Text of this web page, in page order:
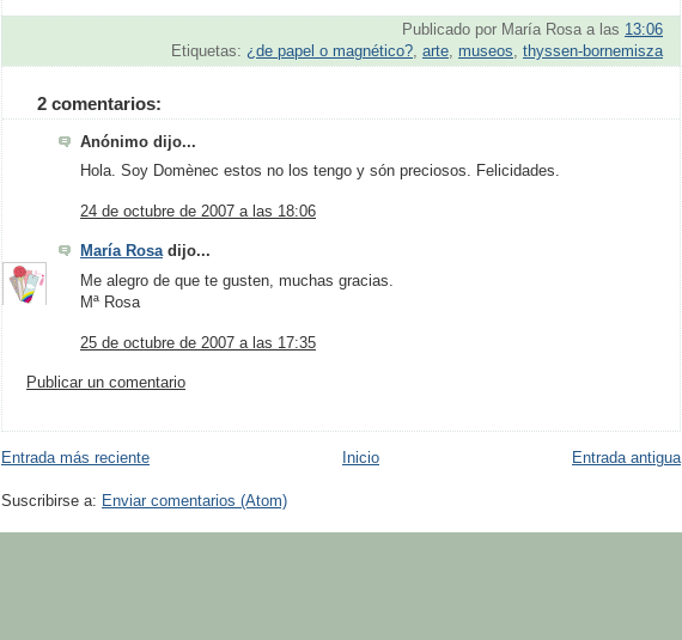
Publicado por María Rosa a las 13:06
Etiquetas: ¿de papel o magnético? arte museos thyssen-bornemisza
2 comentarios:
Anónimo dijo...
Hola. Soy Domènec estos no los tengo y són preciosos. Felicidades.
24 de octubre de 2007 a las 18:06
María Rosadijo...
Me alegro de que te gusten, muchas gracias.
Mª Rosa
25 de octubre de 2007 a las 17:35
Publicar un comentario
Entrada más reciente Entrada antigua
Inicio
Suscribirse a: Enviar comentarios (Atom)